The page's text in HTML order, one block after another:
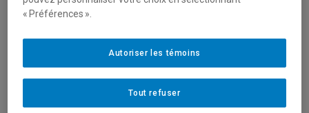
« Préférences ».
Tout refuser
Autoriser les témoins